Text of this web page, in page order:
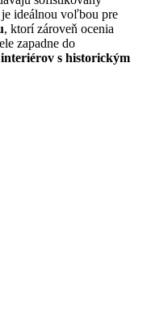
ideálnou voľbou pre
, ktorí zároveň ocenia
zapadne do
s historickým